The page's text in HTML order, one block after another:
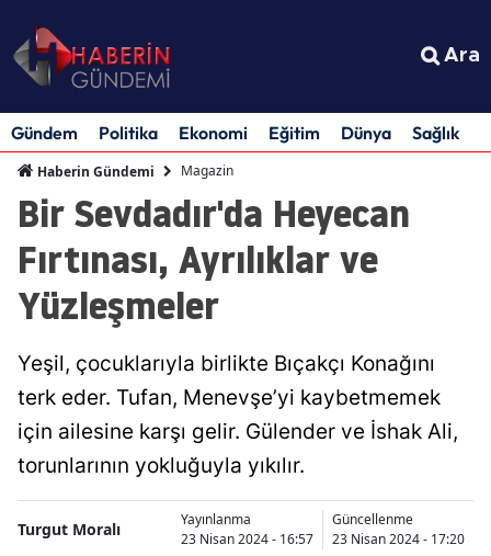
Ara
Gündem Politika Ekonomi Eğitim Dünya Sağlık
Haberin Gündemi Magazin
Bir Sevdadır'da Heyecan
Fırtınası, Ayrılıklar ve
Yüzleşmeler
Yeşil, çocuklarıyla birlikte Bıçakçı Konağını
terk eder. Tufan, Menevşe’yi kaybetmemek
için ailesine karşı gelir. Gülender ve İshak Ali,
torunlarının yokluğuyla yıkılır.
Turgut Moralı
Yayınlanma
23 Nisan 2024 - 16:57
Güncellenme
23 Nisan 2024 - 17:20